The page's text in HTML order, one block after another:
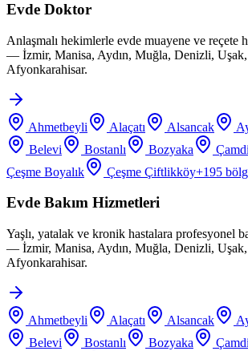
Evde Doktor
Anlaşmalı hekimlerle evde muayene ve reçete
— İzmir, Manisa, Aydın, Muğla, Denizli,
Afyonkarahisar.
Ahmetbeyli Alaçatı Alsancak
Belevi
Bostanlı Bozyaka
Çeşme Boyalık
Çeşme Çiftlikköy+195
Evde Bakım Hizmetleri
Yaşlı, yatalak ve kronik hastalara profesyonel
— İzmir, Manisa, Aydın, Muğla, Denizli,
Afyonkarahisar.
Ahmetbeyli Alaçatı Alsancak
Belevi
Bostanlı Bozyaka